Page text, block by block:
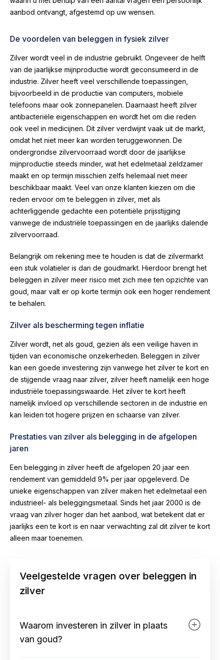
aanbod ontvangt, afgestemd op uw wensen.
De voordelen van beleggen in fysiek zilver
Zilver wordt veel in de industrie gebruikt. Ongeveer de helft
van de jaarlijkse mijnproductie wordt geconsumeerd in de
industrie. Zilver heeft veel verschillende toepassingen,
bijvoorbeeld in de productie van computers, mobiele
telefoons maar ook zonnepanelen. Daarnaast heeft zilver
antibacteriële eigenschappen en wordt het om die reden
ook veel in medicijnen. Dit zilver verdwijnt vaak uit de markt,
omdat het niet meer kan worden teruggewonnen. De
ondergrondse zilvervoorraad wordt door de jaarlijkse
mijnproductie steeds minder, wat het edelmetaal zeldzamer
maakt en op termijn misschien zelfs helemaal niet meer
beschikbaar maakt. Veel van onze klanten kiezen om die
reden ervoor om te beleggen in zilver, met als
achterliggende gedachte een potentiële prijsstijging
vanwege de industriële toepassingen en de jaarlijks dalende
zilvervoorraad.
Belangrijk om rekening mee te houden is dat de zilvermarkt
een stuk volatieler is dan de goudmarkt. Hierdoor brengt het
beleggen in zilver meer risico met zich mee ten opzichte van
goud, maar valt er op korte termijn ook een hoger rendement
te behalen.
Zilver als bescherming tegen inflatie
Zilver wordt, net als goud, gezien als een veilige haven in
tijden van economische onzekerheden. Beleggen in zilver
kan een goede investering zijn vanwege het zilver te kort en
de stijgende vraag naar zilver, zilver heeft namelijk een hoge
industriële toepassingswaarde. Het zilver te kort heeft
namelijk invloed op verschillende sectoren in de industrie en
kan leiden tot hogere prijzen en schaarse van zilver.
Prestaties van zilver als belegging in de afgelopen
jaren
Een belegging in zilver heeft de afgelopen 20 jaar een
rendement van gemiddeld 9% per jaar opgeleverd. De
unieke eigenschappen van zilver maken het edelmetaal een
industrieel- als beleggingsmetaal. Sinds het jaar 2000 is de
vraag van zilver hoger dan het aanbod, wat betekent dat er
jaarlijks een te kort is en naar verwachting zal dit zilver te kort
alleen maar toenemen.
Veelgestelde vragen over beleggen in
zilver
Waarom investeren in zilver in plaats
van goud?